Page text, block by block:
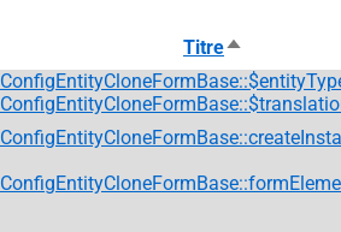
Titre Trier
par
ordre
décroissant